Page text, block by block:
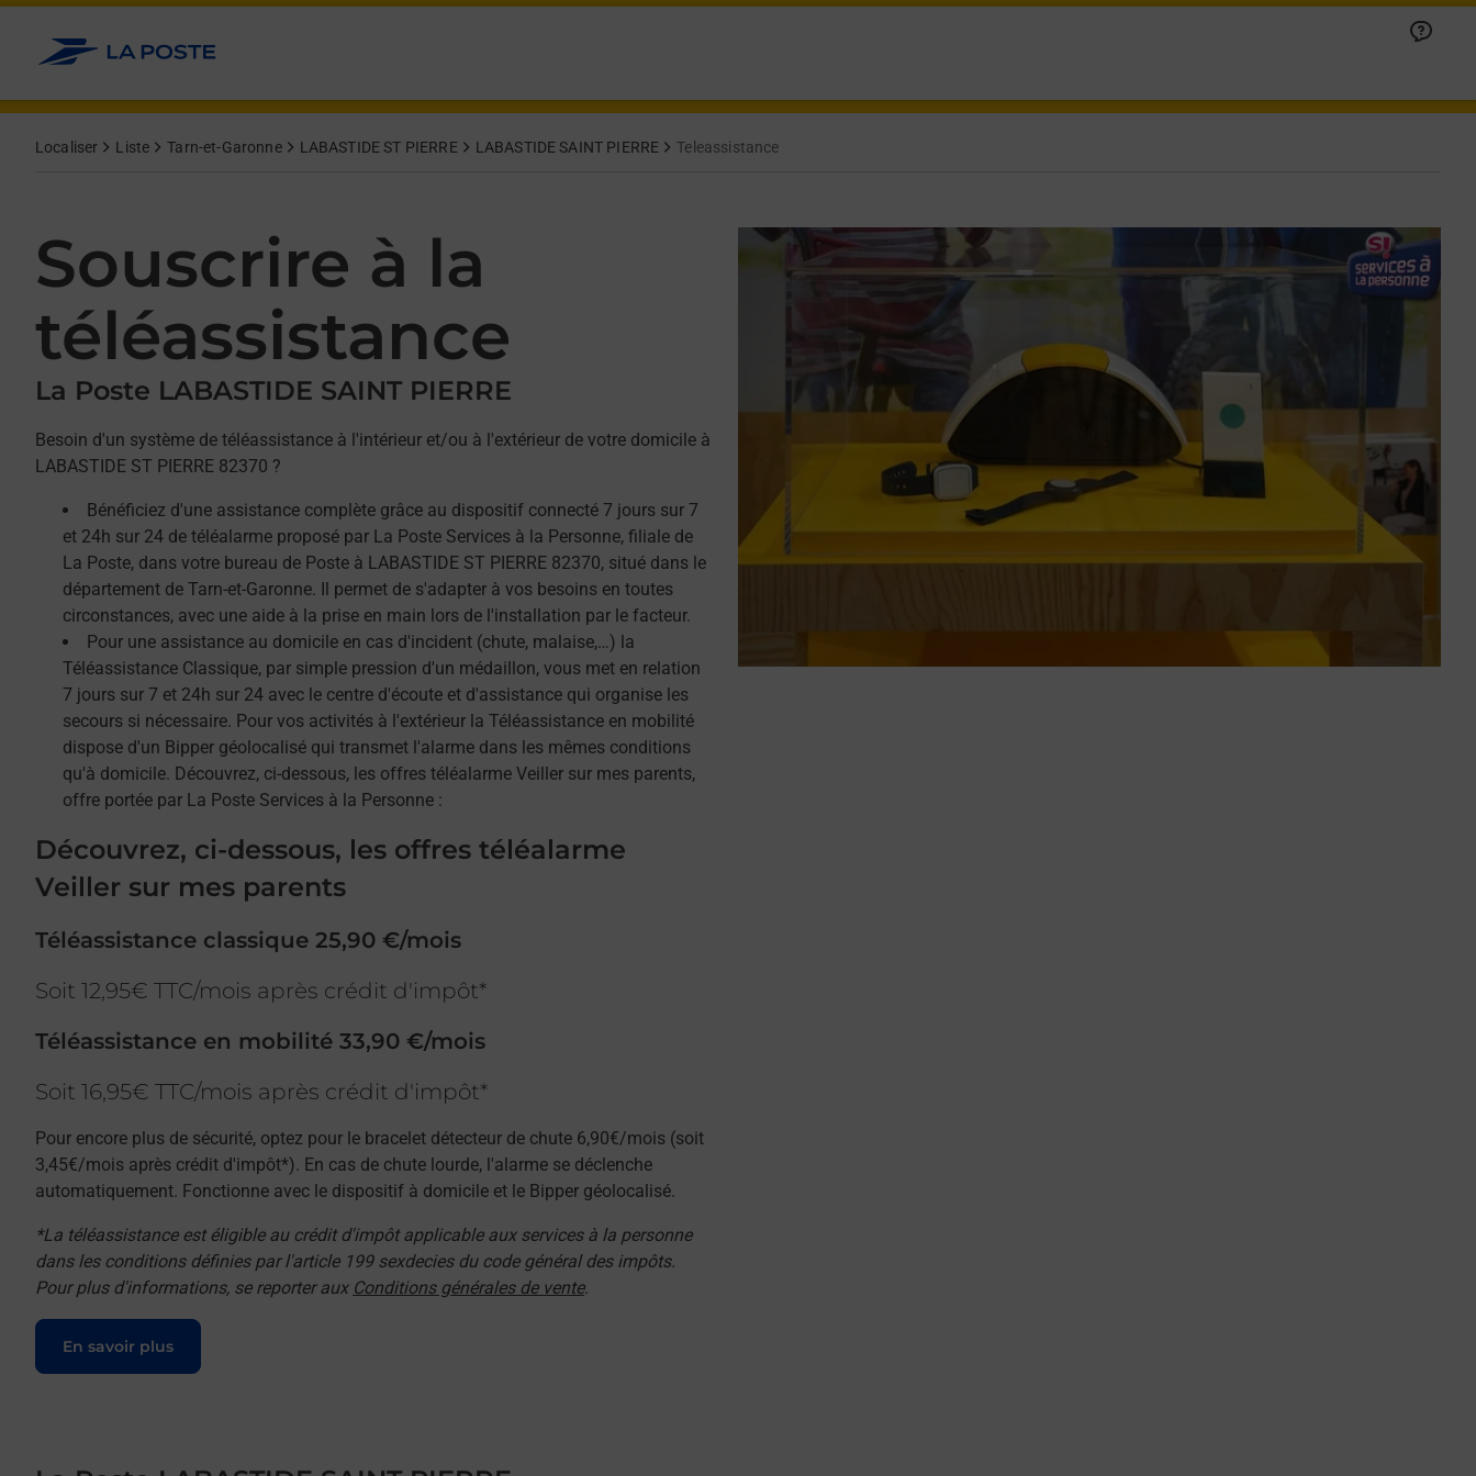
Allez au contenu
Localiser Liste Tarn-et-Garonne LABASTIDE ST PIERRE LABASTIDE SAINT PIERRE Teleassistance
Souscrire à la
téléassistance
La Poste LABASTIDE SAINT PIERRE
Besoin d'un système de téléassistance à l'intérieur et/ou à l'extérieur de votre domicile à
LABASTIDE ST PIERRE 82370 ?
Bénéficiez d'une assistance complète grâce au dispositif connecté 7 jours sur 7
et 24h sur 24 de téléalarme proposé par La Poste Services à la Personne, filiale de
La Poste, dans votre bureau de Poste à LABASTIDE ST PIERRE 82370, situé dans le
département de Tarn-et-Garonne. Il permet de s'adapter à vos besoins en toutes
circonstances, avec une aide à la prise en main lors de l'installation par le facteur.
Pour une assistance au domicile en cas d'incident (chute, malaise,…) la
Téléassistance Classique, par simple pression d'un médaillon, vous met en relation
7 jours sur 7 et 24h sur 24 avec le centre d'écoute et d'assistance qui organise les
secours si nécessaire. Pour vos activités à l'extérieur la Téléassistance en mobilité
dispose d'un Bipper géolocalisé qui transmet l'alarme dans les mêmes conditions
qu'à domicile. Découvrez, ci-dessous, les offres téléalarme Veiller sur mes parents,
offre portée par La Poste Services à la Personne :
Découvrez, ci-dessous, les offres téléalarme
Veiller sur mes parents
Téléassistance classique 25,90 €/mois
Soit 12,95€ TTC/mois après crédit d'impôt*
Téléassistance en mobilité 33,90 €/mois
Soit 16,95€ TTC/mois après crédit d'impôt*
Pour encore plus de sécurité, optez pour le bracelet détecteur de chute 6,90€/mois (soit
3,45€/mois après crédit d'impôt*). En cas de chute lourde, l'alarme se déclenche
automatiquement. Fonctionne avec le dispositif à domicile et le Bipper géolocalisé.
*La téléassistance est éligible au crédit d'impôt applicable aux services à la personne
dans les conditions définies par l'article 199 sexdecies du code général des impôts.
Pour plus d'informations, se reporter aux Conditions générales de vente.
En savoir plus
Le lien s'ouvre dans un nouvel onglet
Afficher ou masquer la réponse
Afficher ou masquer la réponse
Afficher ou masquer la réponse